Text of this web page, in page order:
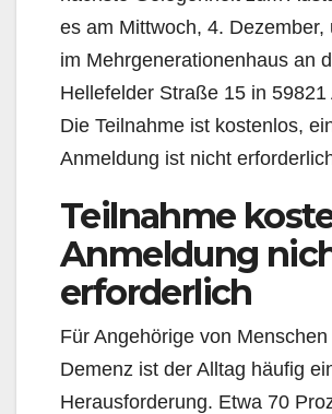
es am Mittwoch, 4. Dezember,
im Mehrgenerationenhaus an
Hellefelder Straße 15 in 59821
Die Teilnahme ist kostenlos,
Anmeldung ist nicht
Teilnahme
Anmeldung
erforderlich
Für Angehörige von Menschen
Demenz ist der Alltag häufig
Herausforderung. Etwa 70